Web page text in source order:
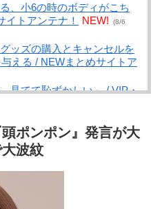
、小6の時のボディがこち
イトアンテナ！
NEW!
(8/6
ッズの購入とキャンセルを
える / NEWまとめサイトア
見てて恥ずかしい」 / VIP・
」とか「おっちょこちょ
るZ NEW!
部 第１１３話 / まとめる
仕事ができない人間だよな
ポンポン』発言が大
波紋